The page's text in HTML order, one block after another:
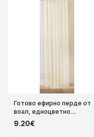
Готово ефирно перде от
воал, едноцветно
прозрачно с уши и
перделик, 245х140 цвят
9.20€